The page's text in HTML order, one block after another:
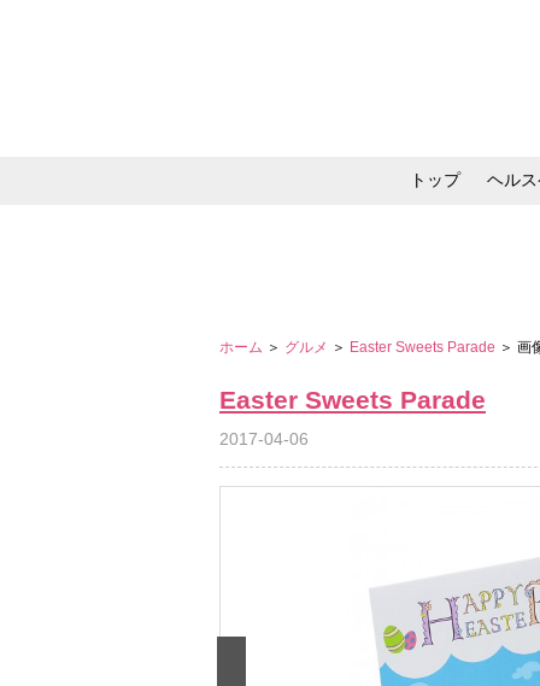
トップ ヘル
ホーム ＞ グルメ ＞ Easter Sweets Parade ＞ 画
Easter Sweets Parade
2017-04-06